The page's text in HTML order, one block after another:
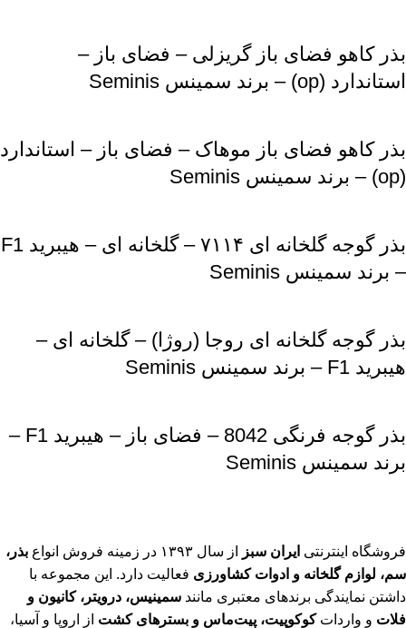
بذر کاهو فضای باز گریزلی – فضای باز –
استاندارد (op) – برند سمینس Seminis
بذر کاهو فضای باز موهاک – فضای باز – استاندارد
(op) – برند سمینس Seminis
بذر گوجه گلخانه ای ۷۱۱۴ – گلخانه ای – هیبرید F1
– برند سمینس Seminis
بذر گوجه گلخانه ای روجا (روژا) – گلخانه ای –
هیبرید F1 – برند سمینس Seminis
بذر گوجه فرنگی 8042 – فضای باز – هیبرید F1 –
برند سمینس Seminis
فروشگاه اینترنتی ایران سبز از سال ۱۳۹۳ در زمینه فروش انواع
بذر،
سم، لوازم گلخانه و ادوات کشاورزی فعالیت دارد. این مجموعه با
داشتن نمایندگی برندهای معتبری مانند سمینیس، درویتر، کانیون و
فلات و وارداتکوکوپیت، پیت‌ماس و بسترهای کشت از اروپا و آسیا،